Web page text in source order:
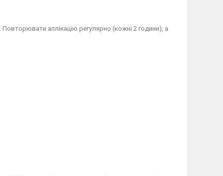
аплікацію регулярно (кожні 2 години), а